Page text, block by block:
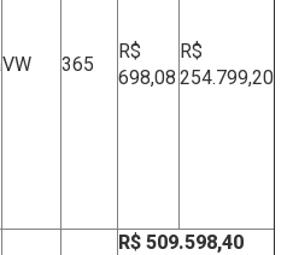
VW 365
R$
698,08
R$
254.799,20
R$ 509.598,40